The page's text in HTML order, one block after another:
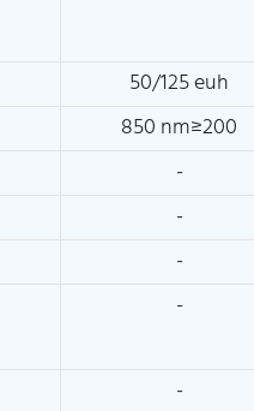
50/125 euh
850 nm≥200
-
-
-
-
-